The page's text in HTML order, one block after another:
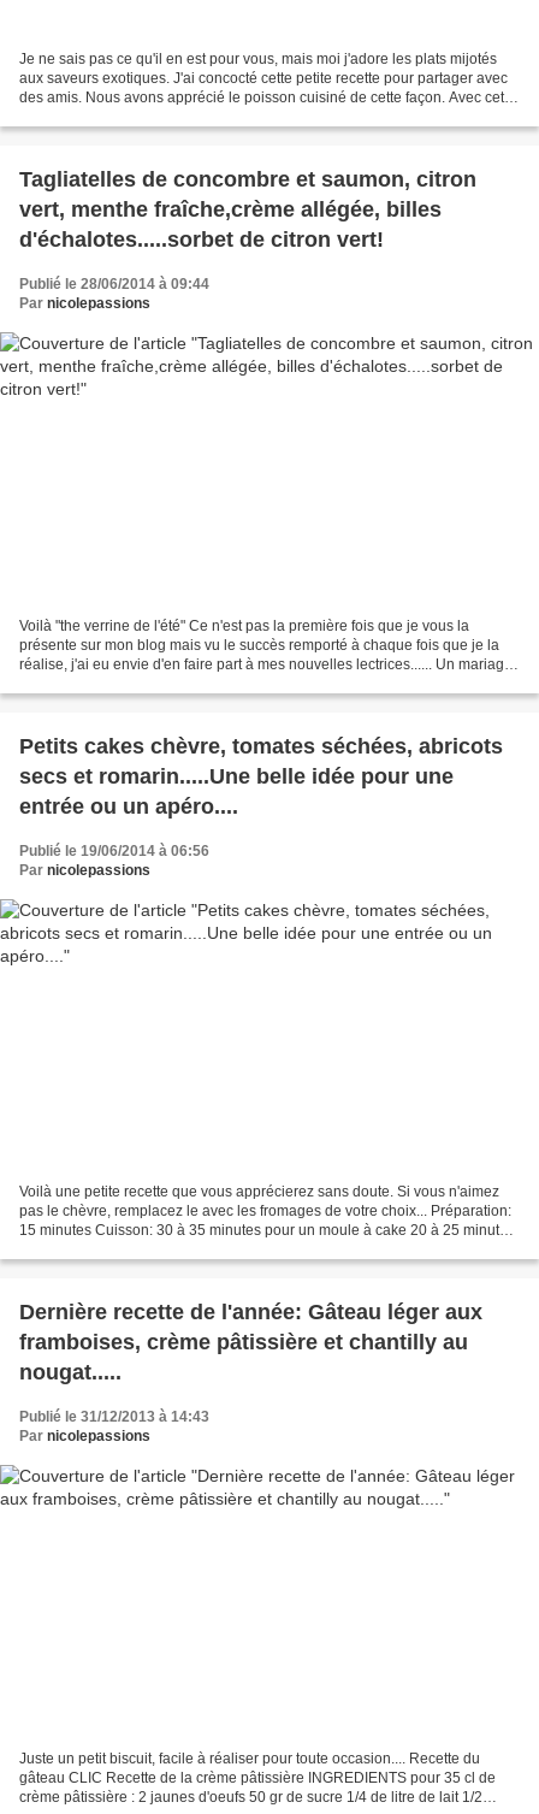
Je ne sais pas ce qu'il en est pour vous, mais moi j'adore les plats mijotés
aux saveurs exotiques. J'ai concocté cette petite recette pour partager avec
des amis. Nous avons apprécié le poisson cuisiné de cette façon. Avec cette
Tagliatelles de concombre et saumon, citron
vert, menthe fraîche,crème allégée, billes
d'échalotes.....sorbet de citron vert!
Publié le 28/06/2014 à 09:44
Par nicolepassions
Voilà "the verrine de l'été" Ce n'est pas la première fois que je vous la
présente sur mon blog mais vu le succès remporté à chaque fois que je la
réalise, j'ai eu envie d'en faire part à mes nouvelles lectrices...... Un mariage,
Petits cakes chèvre, tomates séchées, abricots
secs et romarin.....Une belle idée pour une
entrée ou un apéro....
Publié le 19/06/2014 à 06:56
Par nicolepassions
Voilà une petite recette que vous apprécierez sans doute. Si vous n'aimez
pas le chèvre, remplacez le avec les fromages de votre choix... Préparation:
15 minutes Cuisson: 30 à 35 minutes pour un moule à cake 20 à 25 minutes
Dernière recette de l'année: Gâteau léger aux
framboises, crème pâtissière et chantilly au
nougat.....
Publié le 31/12/2013 à 14:43
Par nicolepassions
Juste un petit biscuit, facile à réaliser pour toute occasion.... Recette du
gâteau CLIC Recette de la crème pâtissière INGREDIENTS pour 35 cl de
crème pâtissière : 2 jaunes d'oeufs 50 gr de sucre 1/4 de litre de lait 1/2